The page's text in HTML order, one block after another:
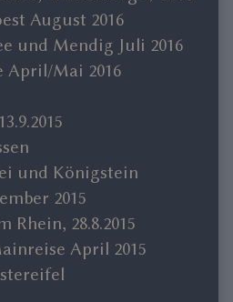
August 2016
und Mendig Juli 2016
April/Mai 2016
und Königstein
2015
Rhein, 28.8.2015
April 2015